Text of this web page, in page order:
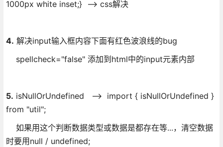
1000px white inset;} --> css解决
4. 解决input输入框内容下面有红色波浪线的bug
spellcheck="false" 添加到html中的input元素内部
5. isNullOrUndefined --> import { isNullOrUndefined }
from "util";
如果用这个判断数据类型或数据是都存在等...，清空数据
时要用null / undefined;